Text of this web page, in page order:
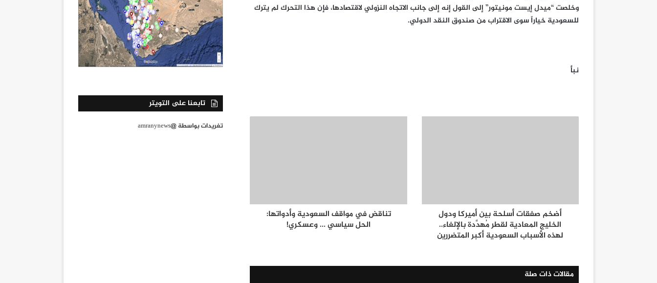
وخلصت “ميدل إيست مونيتور” إلى القول إنه إلى جانب الاتجاه النزولي لاقتصادها، فإن هذا التحرك لم يترك
للسعودية خياراً سوى الاقتراب من صندوق النقد الدولي.
نبأ
أضخم صفقات أسلحة بين أميركا ودول
الخليج المعادية لقطر مُهدَّدة بالإلغاء..
لهذه الأسباب السعودية أكبر المتضررين
تناقض في مواقف السعودية وأدواتها:
الحل سياسي ... وعسكري!
مقالات ذات صلة
تابعنا على التويتر
تغريدات بواسطة @amranynews